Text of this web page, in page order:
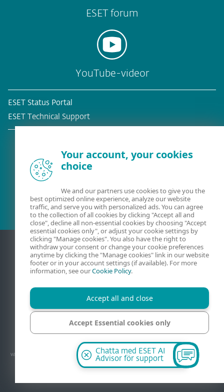
ESET forum
YouTube-videor
ESET Status Portal
ESET Technical Support
Juridisk information
Rapportera sårbarheter
© 1992 - 2026 ESET, spol. s r.o. - Med ensamrätt. Varumärken som används är
varumärken eller registrerade varumärken ägda av ESET, spol. s r.o. eller ESET North
America. Alla övriga namn och märken är registrerade varumärken ägda av sina
respektive företag.
Chatta med ESET AI
Advisor för support
Your account, your cookies
choice
We and our partners use cookies to give you the
best optimized online experience, analyze our website
traffic, and serve you with personalized ads. You can agree
to the collection of all cookies by clicking "Accept all and
close", decline all non-essential cookies by choosing "Accept
essential cookies only", or adjust your cookie settings by
clicking "Manage cookies". You also have the right to
withdraw your consent or change your cookie preferences
anytime by clicking the "Manage cookies" link in our website
footer or in your account settings (if available). For more
information, see ourCookie Policy.
Accept all and close
Accept Essential cookies only
Manage cookies